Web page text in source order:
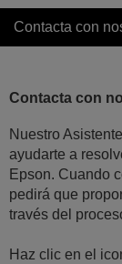
Contacta con
Contacta con
Nuestro
ayudarte a
Epson. Cuando
pedirá que
través del
Haz clic en el